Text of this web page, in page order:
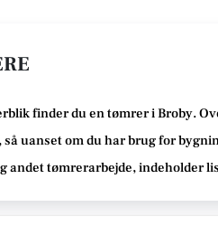
finder du en tømrer i Broby.
så uanset om du har brug for
andet tømrerarbejde, indeholder